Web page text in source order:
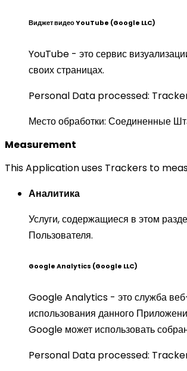
Виджет видео YouTube (Google LLC)
YouTube - это сервис
своих страницах.
Personal Data processed:
Место обработки: Соединенные
Measurement
This Application uses Trackers to
Аналитика
Услуги, содержащиеся в этом
Пользователя.
Google Analytics (Google LLC)
Google Analytics - это служба
использования данного
Google может использовать
Personal Data processed: